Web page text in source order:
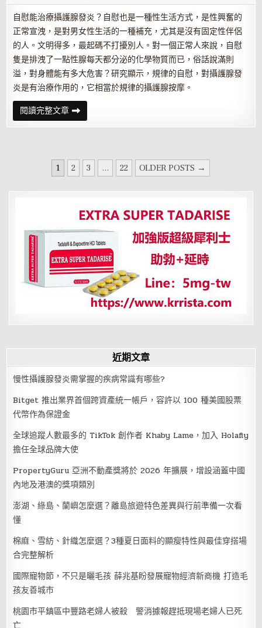
自慰能治療攝護腺發炎？自慰也是一種性生活方式，是性興奮的
正常宣洩，是對男女性生活的一種補充，尤其是沒有固定性伴侶
的人。文明得多，最起碼不打擾別人。對一個正常人來說，自慰
隻是排洩了一點性腺每天都分泌的化學物質而已，俗話說滿則
溢，對身體能有多大危害？研究顯示，規律的自慰，對攝護腺發
炎是有治療作用的，它相當於規律的攝護腺按摩。
閱讀完整文章自
慰
把
能
預
防
護
炎
1 2 3 ... 22 OLDER POSTS →
近期文章
慢性攝護腺發炎需掌握的疾病常識有哪些?
Bitget 推出業界首個跨資產統一帳戶，容許以 100 種美國股票
代幣作為保證金
全球追蹤人數最多的 TikTok 創作者 Khaby Lame，加入 Holafly
擔任全球品牌大使
PropertyGuru 亞洲不動產獎將於 2026 年擴展，增設涵蓋中國
內地及港澳的獎項類別
澎湖、綠島、蘭嶼怎麼選？離島旅遊特色差異與行前準備一次看
懂
棉麻、雪紡、針織怎麼選？3種夏日面料的顯瘦特性與最佳穿搭場
合完整解析
國際寵物節，不只是曬毛孩 薛兆基盼發展寵物經濟新商機 打造毛
孩友善城市
桃園市平鎮區中豐路老婦人被殺 警消據報趕抵現場老婦人已死
亡